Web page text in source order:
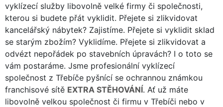
vyklízecí služby libovolně velké firmy či společnosti,
kterou si budete přát vyklidit. Přejete si zlikvidovat
kancelářský nábytek? Zajistíme. Přejete si vyklidit sklad
se starým zbožím? Vyklidíme. Přejete si zlikvidovat a
odvézt nepořádek po stavebních úpravách? I o toto se
vám postaráme. Jsme profesionální vyklízecí
společnost z Třebíče pyšnící se ochrannou známkou
franchisové sítě EXTRA STĚHOVÁNÍ. Ať už máte
libovolně velkou společnost či firmu v Třebíči nebo v